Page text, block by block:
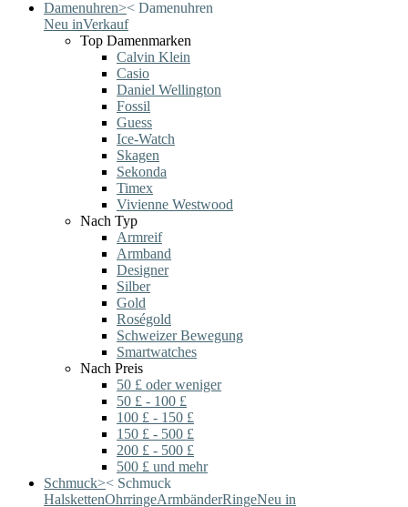
Damenuhren>< Damenuhren
Neu inVerkauf
Top Damenmarken
Calvin Klein
Casio
Daniel Wellington
Fossil
Guess
Ice-Watch
Skagen
Sekonda
Timex
Vivienne Westwood
Nach Typ
Armreif
Armband
Designer
Silber
Gold
Roségold
Schweizer Bewegung
Smartwatches
Nach Preis
50 £ oder weniger
50 £ - 100 £
100 £ - 150 £
150 £ - 500 £
200 £ - 500 £
500 £ und mehr
Schmuck>< Schmuck
HalskettenOhrringeArmbänderRingeNeu in